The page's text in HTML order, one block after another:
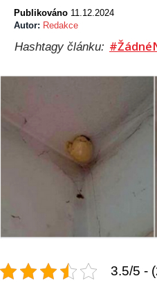
Publikováno 11.12.2024
Autor: Redakce
Hashtagy článku:
3.5/5 -